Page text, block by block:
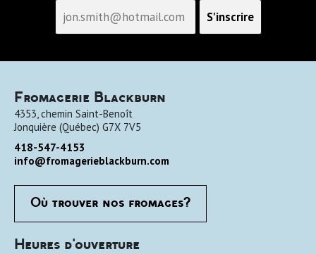
Fromagerie Blackburn
4353, chemin Saint-Benoît
Jonquière (Québec) G7X 7V5
418-547-4153
info@fromagerieblackburn.com
Où trouver nos fromages?
Heures d'ouverture